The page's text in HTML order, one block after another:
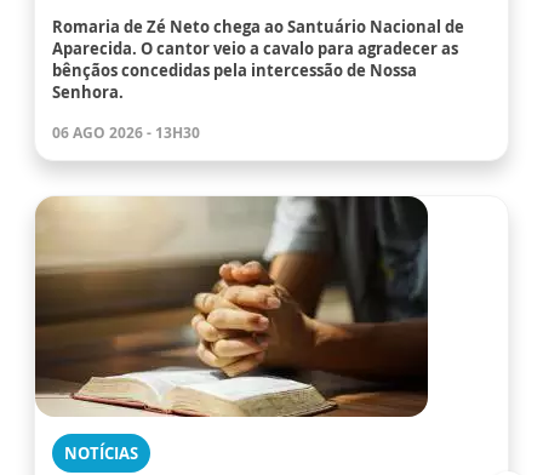
Romaria de Zé Neto chega ao Santuário Nacional de
Aparecida. O cantor veio a cavalo para agradecer as
bênçãos concedidas pela intercessão de Nossa
Senhora.
06 AGO 2026 - 13H30
NOTÍCIAS